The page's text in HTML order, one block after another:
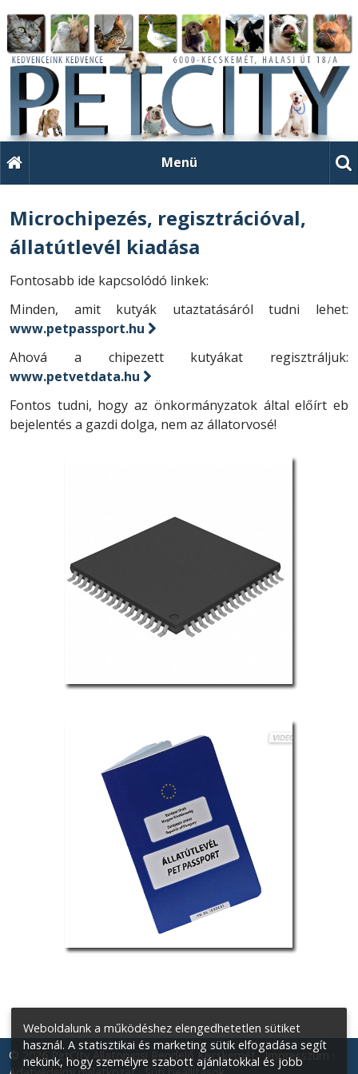
Menü
Microchipezés, regisztrációval,
állatútlevél kiadása
Fontosabb ide kapcsolódó linkek:
Minden, amit kutyák utaztatásáról tudni lehet:
www.petpassport.hu
Ahová a chipezett kutyákat regisztráljuk:
www.petvetdata.hu
Fontos tudni, hogy az önkormányzatok által előírt eb
bejelentés a gazdi dolga, nem az állatorvosé!
© 2026 PetCity Állatorvosi Rendelő Kecskemét
Impresszum
Weboldalunk a működéshez elengedhetetlen sütiket
használ. A statisztikai és marketing sütik elfogadása segít
nekünk, hogy személyre szabott ajánlatokkal és jobb